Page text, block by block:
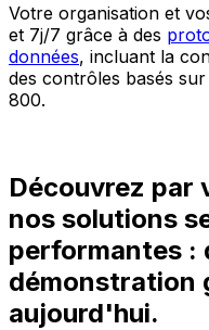
Votre organisation et
et 7j/7 grâce à des
données, incluant la
des contrôles basés
800.
Découvrez par
nos solutions
performantes :
démonstration
aujourd'hui.